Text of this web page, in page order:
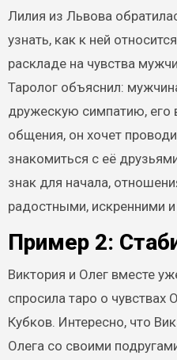
Лилия из Львова
узнать, как к ней
раскладе на чувства
Таролог объяснил:
дружескую симпатию, его
общения, он хочет
знакомиться с её
знак для начала,
радостными, искренними
Пример 2:
Виктория и Олег вместе
спросила таро о чувствах
Кубков. Интересно, что
Олега со своими